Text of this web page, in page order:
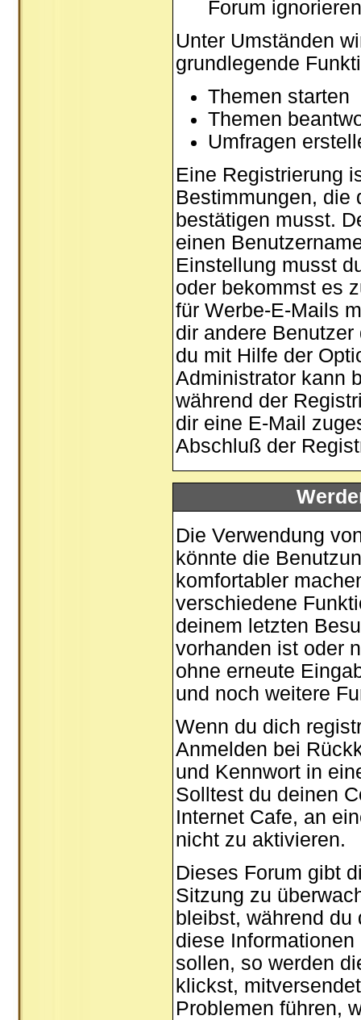
Forum
Unter Umständen
grundlegende
Themen starten
Themen
Umfragen
Eine Registrierung
Bestimmungen, die
bestätigen musst.
einen
Einstellung musst
oder bekommst es
für Werbe-E-Mails
dir andere
du mit Hilfe der
Administrator kann
während der
dir eine E-Mail
Abschluß der
Die Verwendung
könnte die
komfortabler
verschiedene
deinem letzten
vorhanden ist oder
ohne erneute
und noch weitere
Wenn du dich
Anmelden bei
und Kennwort in
Solltest du deinen
Internet Cafe, an
nicht zu aktivieren.
Dieses Forum gibt
Sitzung zu
bleibst, während
diese
sollen, so werden
klickst,
Problemen führen,